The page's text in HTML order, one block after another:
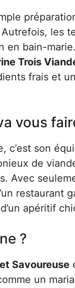
les
en bain-
Trois
frais et
vous
c’est son
de
Avec
restaurant
apéritif
?
Savoureuse
un